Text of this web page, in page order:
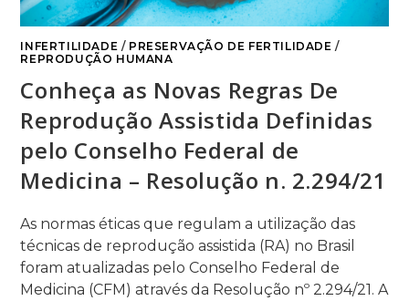
INFERTILIDADE / PRESERVAÇÃO DE FERTILIDADE /
REPRODUÇÃO HUMANA
Conheça as Novas Regras De
Reprodução Assistida Definidas
pelo Conselho Federal de
Medicina – Resolução n. 2.294/21
As normas éticas que regulam a utilização das
técnicas de reprodução assistida (RA) no Brasil
foram atualizadas pelo Conselho Federal de
Medicina (CFM) através da Resolução nº 2.294/21. A